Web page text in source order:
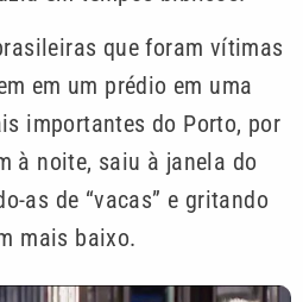
que foram vítimas
em um prédio em uma
importantes do Porto, por
à noite, saiu à janela do
as de “vacas” e gritando
mais baixo.